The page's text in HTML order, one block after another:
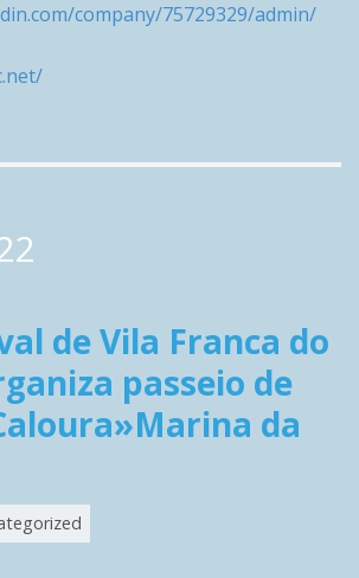
company/75729329/admin/
de Vila Franca do
passeio de
da